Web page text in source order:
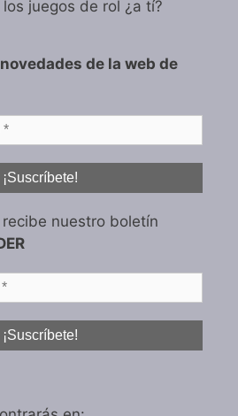
juegos de rol ¿a tí?
novedades de la web de
nuestro boletín